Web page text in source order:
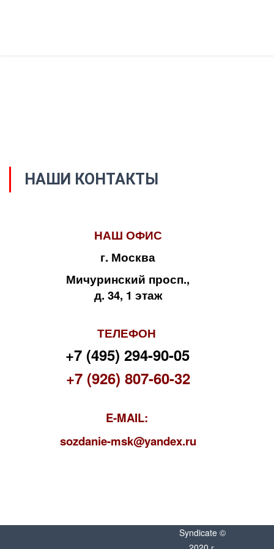
НАШИ КОНТАКТЫ
НАШ ОФИС
г. Москва
Мичуринский просп.,
д. 34, 1 этаж
ТЕЛЕФОН
+7 (495) 294-90-05
+7 (926) 807-60-32
E-MAIL:
sozdanie-msk@yandex.ru
Syndicate ©